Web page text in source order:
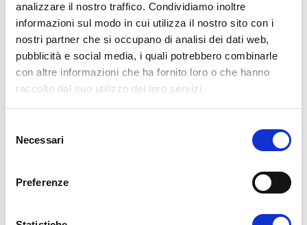
analizzare il nostro traffico. Condividiamo inoltre
informazioni sul modo in cui utilizza il nostro sito con i
nostri partner che si occupano di analisi dei dati web,
pubblicità e social media, i quali potrebbero combinarle
con altre informazioni che ha fornito loro o che hanno
raccolto dal suo utilizzo dei loro servizi.
Necessari
Preferenze
leSCADENZE delle rate
effettuare il pagamento della I rata,
comprensiva di € 16,00 per imposta
di bollo, entro la scadenza indicata,
con ilPagoPA
Il pagamento delle rateOLTRE LE
comporta la mora di € 50,00
fino al 30° giorno dopo la scadenza e di €
80,00 dal 31° giorno dopo la scadenza.
Il Decreto 76/2021 prevede l’obbligo